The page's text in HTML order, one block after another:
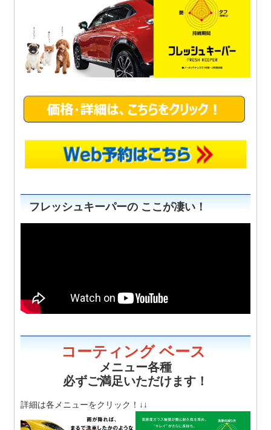
フレッシュキーパーの ここが凄い！
コーティング ベース
メニュー各種
必ずご満足いただけます！
詳細は各メニューをクリック！↓↓